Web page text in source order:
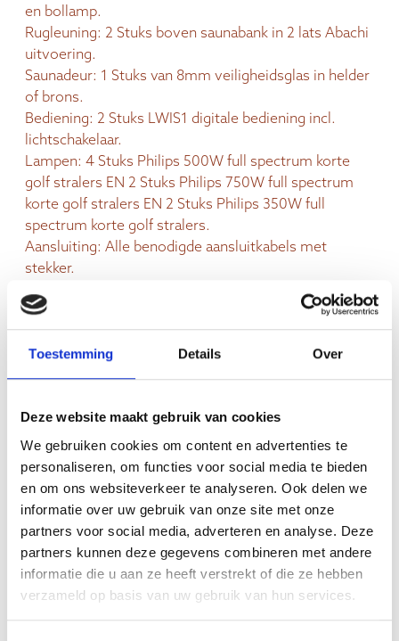
Toestemming Details Over
Deze website maakt gebruik van cookies
We gebruiken cookies om content en advertenties te
personaliseren, om functies voor social media te bieden
en om ons websiteverkeer te analyseren. Ook delen we
informatie over uw gebruik van onze site met onze
partners voor social media, adverteren en analyse. Deze
partners kunnen deze gegevens combineren met andere
informatie die u aan ze heeft verstrekt of die ze hebben
verzameld op basis van uw gebruik van hun services.
en bollamp.
Rugleuning: 2 Stuks boven saunabank in 2 lats Abachi
uitvoering.
Saunadeur: 1 Stuks van 8mm veiligheidsglas in helder
of brons.
Bediening: 2 Stuks LWIS1 digitale bediening incl.
lichtschakelaar.
Lampen: 4 Stuks Philips 500W full spectrum korte
golf stralers EN 2 Stuks Philips 750W full spectrum
korte golf stralers EN 2 Stuks Philips 350W full
spectrum korte golf stralers.
Aansluiting: Alle benodigde aansluitkabels met
stekker.
Oogbescherming: 8 Stuks oogbeschermende
Robaxglasfilters.
Inbouw: 4 Stuks Abachi inbouwmodule voor
hoekopstelling EN 2 Stuks Abachi inbouwmodule
voor plafond inbouw EN 2 Stuks Abachi
Aansluiting lampen: 2 stuks externe verdeeldoos.
Sauna bouwen/plaatsen: Volledige assortimentdoos
schroeven.
Meerprijs: sauna in Espen 120mm fase uitvoering:
opvraagbaar
Meerprijs: Leveren en plaatsen op locatie:
opvraagbaar
Optie: Levering en plaatsen 3.6Kw saunakachel, incl.
stenen, kachelombouw en kabel: opvraagbaar